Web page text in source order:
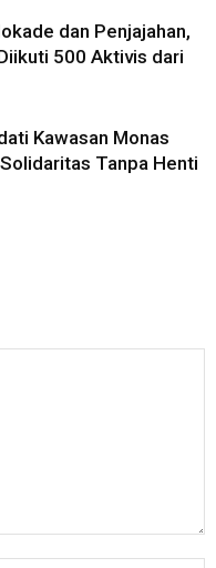
dan Penjajahan,
500 Aktivis dari
Kawasan Monas
Tanpa Henti